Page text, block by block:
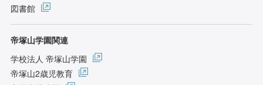
図書館
帝塚山学園関連
学校法人 帝塚山学園
帝塚山2歳児教育